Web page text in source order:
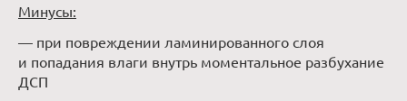
Минусы:
— при повреждении ламинированного слоя
и попадания влаги внутрь моментальное разбухание
ДСП